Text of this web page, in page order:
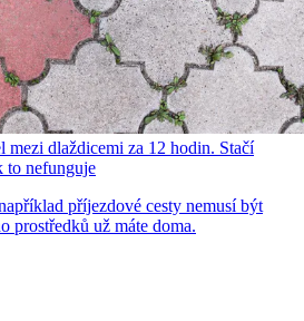
mezi dlaždicemi za 12 hodin. Stačí
to nefunguje
příjezdové cesty nemusí být
prostředků už máte doma.